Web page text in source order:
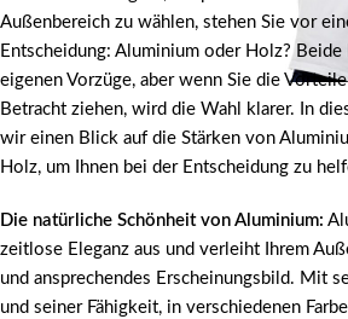
Außenbereich zu wählen, stehen Sie vor
Entscheidung: Aluminium oder Holz?
eigenen Vorzüge, aber wenn Sie die
Betracht ziehen, wird die Wahl klarer. In
wir einen Blick auf die Stärken von
Holz, um Ihnen bei der Entscheidung zu
Die natürliche Schönheit von Aluminium:
zeitlose Eleganz aus und verleiht Ihrem
und ansprechendes Erscheinungsbild. Mit
und seiner Fähigkeit, in verschiedenen